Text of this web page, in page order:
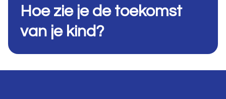
Hoe zie je de toekomst
van je kind?